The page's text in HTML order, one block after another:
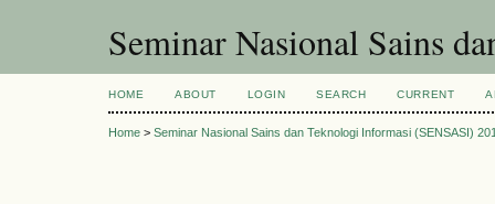
Seminar Nasional Sains
HOME ABOUT LOGIN SEARCH CURRENT
Home > Seminar Nasional Sains dan Teknologi Informasi (SENSASI)